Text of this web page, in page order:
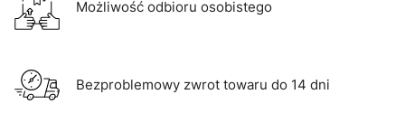
Możliwość odbioru osobistego
Bezproblemowy zwrot towaru do 14 dni